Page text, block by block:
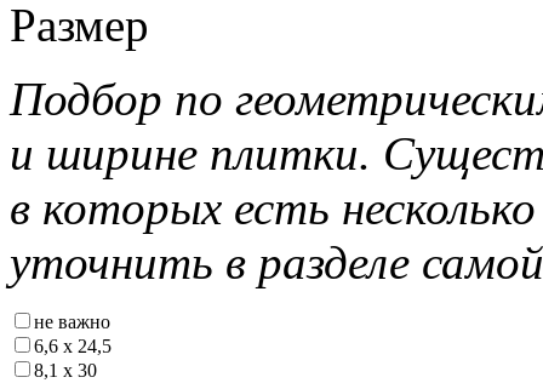
Размер
Подбор по
и ширине плитки.
в которых есть
уточнить в разделе
не важно
6,6 х 24,5
8,1 х 30